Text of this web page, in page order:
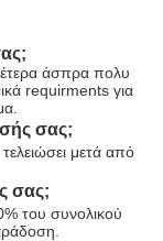
άσπρα πολυ
requirments για
σας;
μετά από
σας;
του συνολικού